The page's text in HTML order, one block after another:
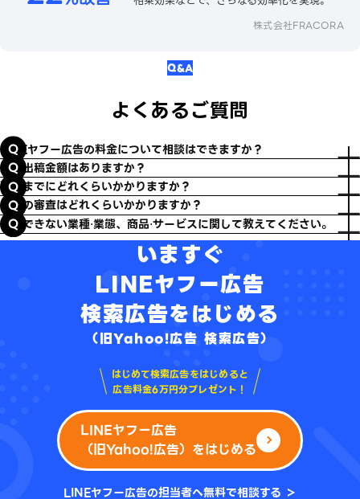
株式会社FRACORA
Q&A
よくあるご質問
LINEヤフー広告の料金について相談はできますか？
最低出稿金額はありますか？
配信までにどれくらいかかりますか？
広告の審査はどれくらいかかりますか？
利用できない業種⋅業態、商品⋅サービスに関して教えてください。
いますぐ
LINEヤフー広告
検索広告をはじめる
（旧Yahoo!広告 検索広告）
はじめて検索広告をはじめると
広告料金6万円分プレゼント！
LINEヤフー広告
（旧Yahoo!広告）をはじめる
LINEヤフー広告の担当者へ無料で相談する ＞